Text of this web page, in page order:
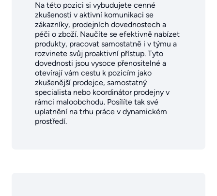
Na této pozici si vybudujete cenné
zkušenosti v aktivní komunikaci se
zákazníky, prodejních dovednostech a
péči o zboží. Naučíte se efektivně nabízet
produkty, pracovat samostatně i v týmu a
rozvinete svůj proaktivní přístup. Tyto
dovednosti jsou vysoce přenositelné a
otevírají vám cestu k pozicím jako
zkušenější prodejce, samostatný
specialista nebo koordinátor prodejny v
rámci maloobchodu. Posílíte tak své
uplatnění na trhu práce v dynamickém
prostředí.